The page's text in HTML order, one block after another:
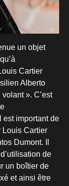
un objet
Cartier
Alberto
». C’est
est important de
Louis Cartier
Dumont. Il
de
un boîtier de
et ainsi être